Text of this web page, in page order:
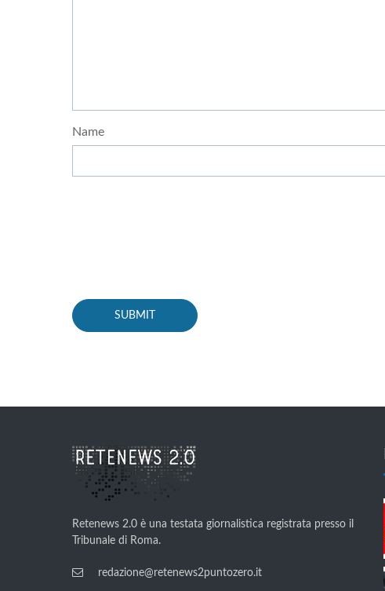
Name
Retenews 2.0 è una testata giornalistica registrata presso il
Tribunale di Roma.
redazione@retenews2puntozero.it